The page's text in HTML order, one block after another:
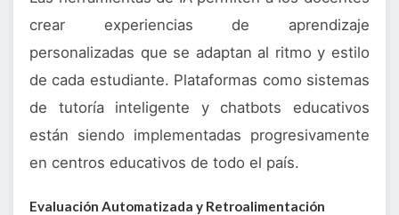
crear experiencias de aprendizaje
personalizadas que se adaptan al ritmo y estilo
de cada estudiante. Plataformas como sistemas
de tutoría inteligente y chatbots educativos
están siendo implementadas progresivamente
en centros educativos de todo el país.
Evaluación Automatizada y Retroalimentación